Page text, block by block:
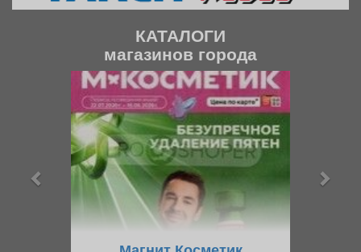
КАТАЛОГИ
магазинов города